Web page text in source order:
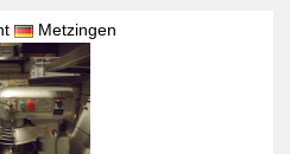
Metzingen